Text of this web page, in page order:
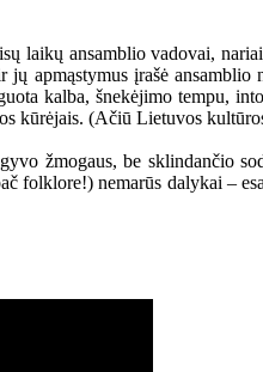
laikų ansamblio vadovai,
apmąstymus įrašė ansamblio
kalba, šnekėjimo tempu,
kūrėjais. (Ačiū Lietuvos
žmogaus, be sklindančio
folklore!) nemarūs dalykai –